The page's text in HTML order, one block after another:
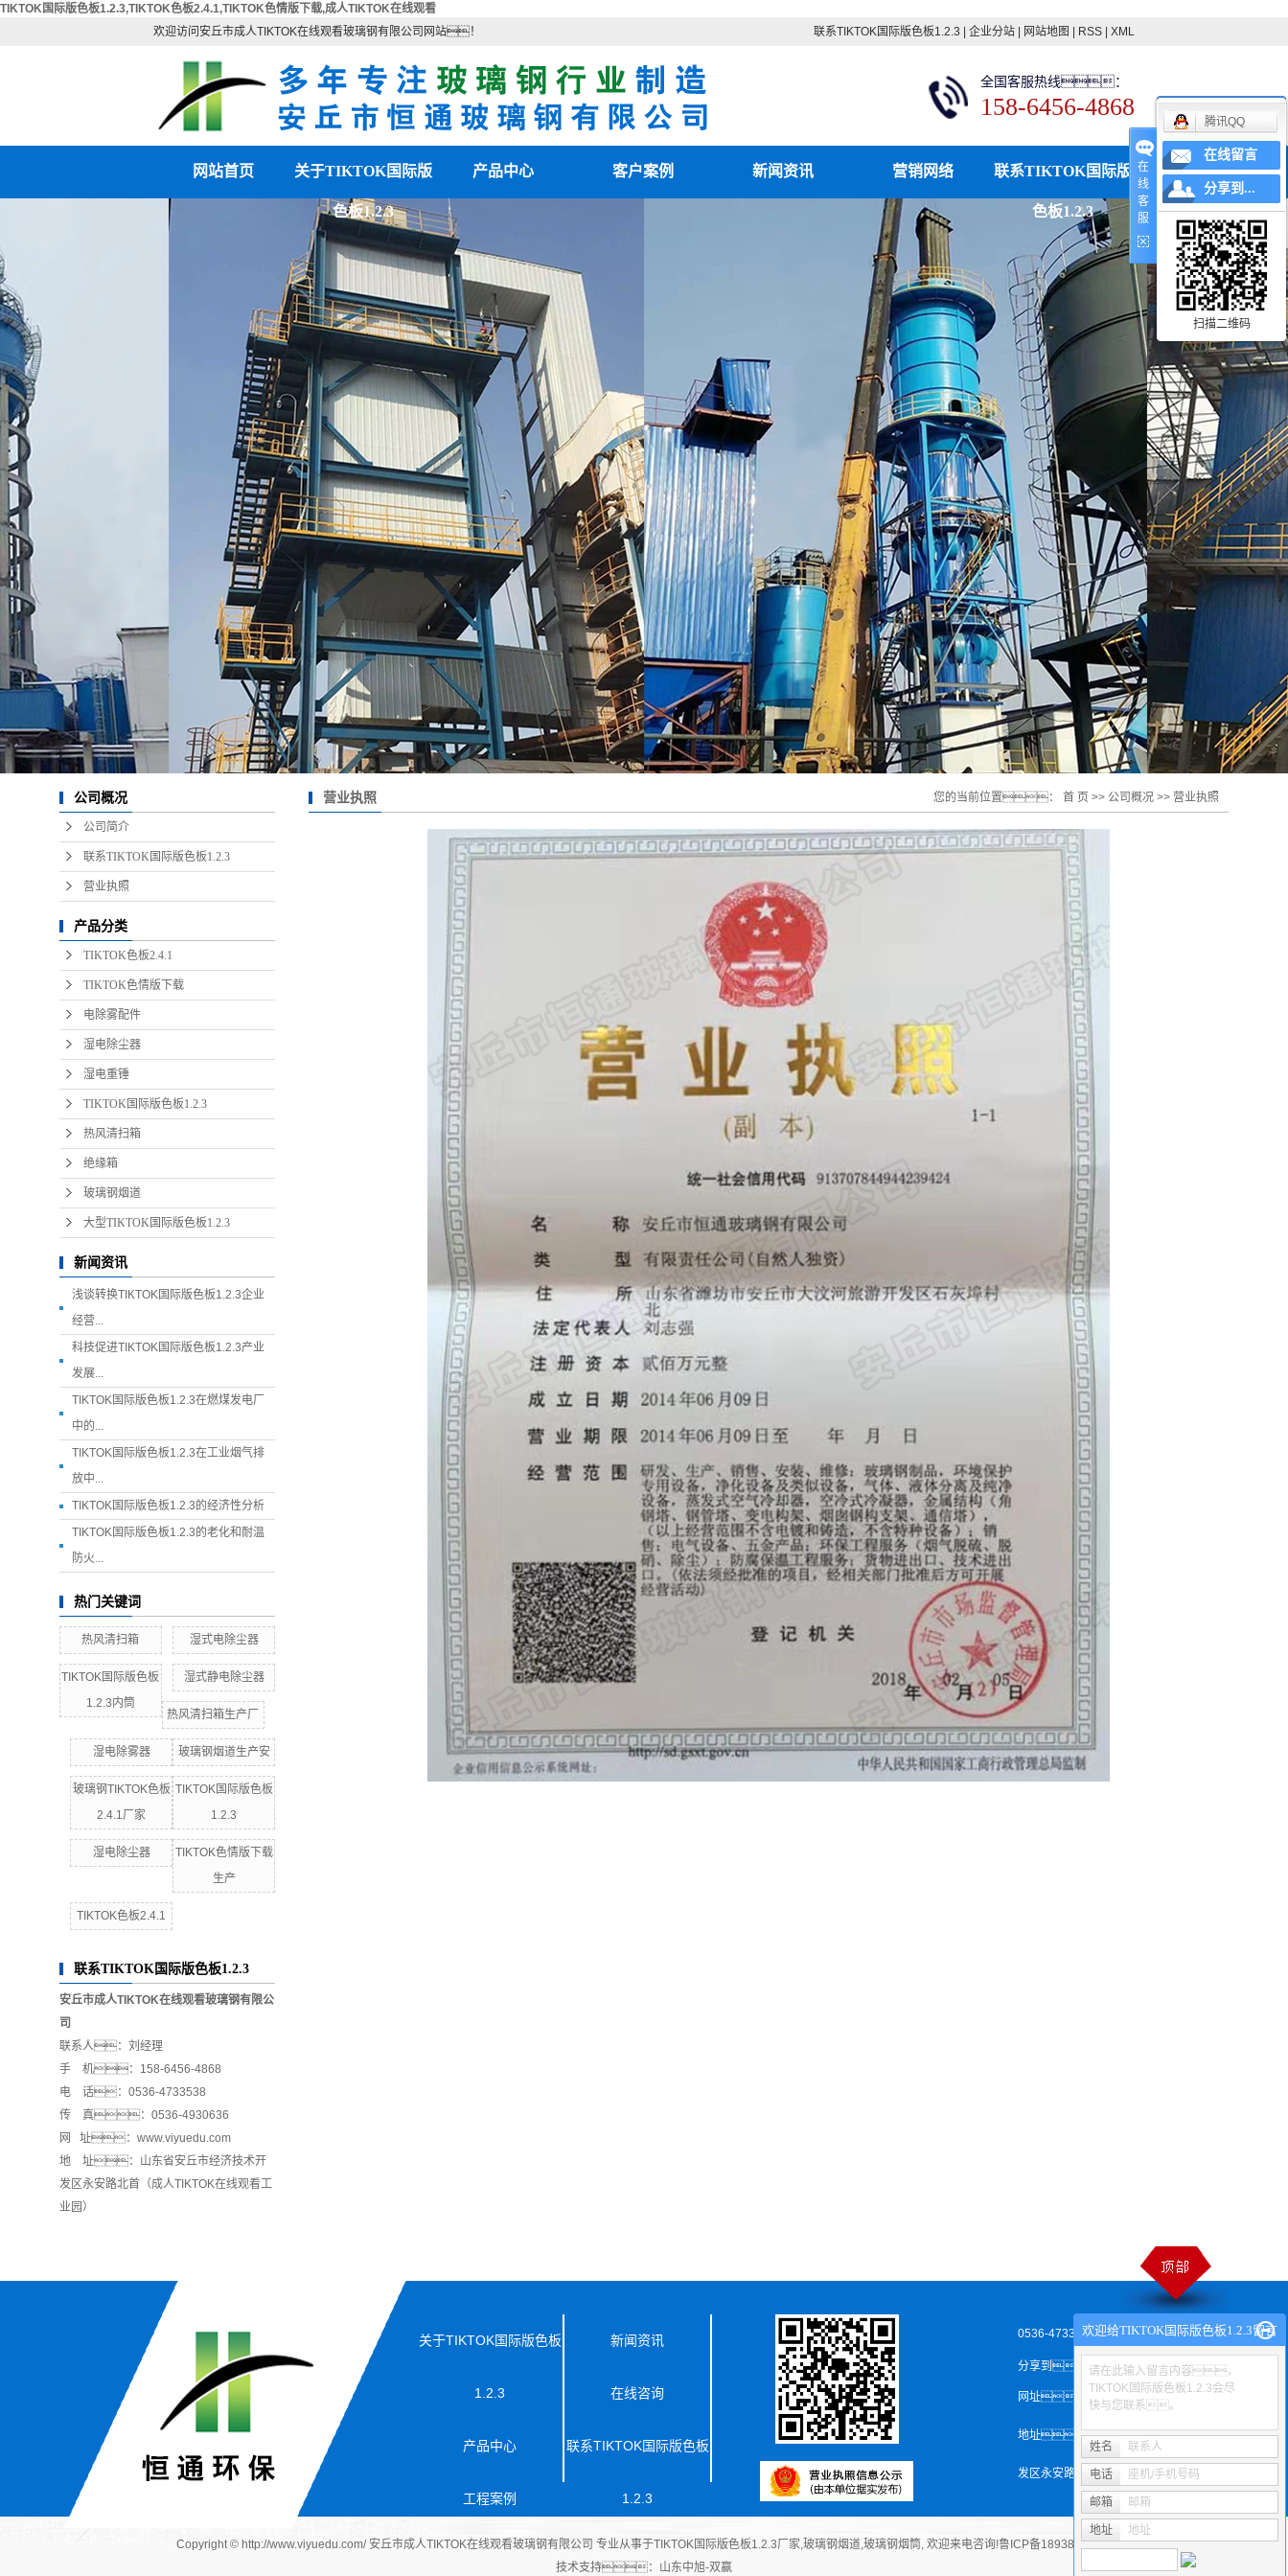
TIKTOK国际版色板1.2.3,TIKTOK色板2.4.1,TIKTOK色情版下载,成人TIKTOK在线观看
欢迎访问安丘市成人TIKTOK在线观看玻璃钢有限公司网站！
联系TIKTOK国际版色板1.2.3 企业分站 网站地图 RSS XML
全国客服热线：
158-6456-4868
网站首页 关于TIKTOK国际版
色板1.2.3
公司简介
联系TIKTOK国际版色
板1.2.3
营业执照
产品中心
TIKTOK色板2.4.1
TIKTOK色情版下载
电除雾配件
湿电除尘器
湿电重锤
TIKTOK国际版色板
热风清扫箱
绝缘箱
玻璃钢烟道
大型TIKTOK国际版色
板1.2.3
客户案例 新闻资讯 营销网络 联系TIKTOK国际版
色板1.2.3
公司概况
公司简介
联系TIKTOK国际版色板1.2.3
营业执照
产品分类
TIKTOK色板2.4.1
TIKTOK色情版下载
电除雾配件
湿电除尘器
湿电重锤
TIKTOK国际版色板1.2.3
热风清扫箱
绝缘箱
玻璃钢烟道
大型TIKTOK国际版色板1.2.3
新闻资讯
浅谈转换TIKTOK国际版色板1.2.3企业
经营...
科技促进TIKTOK国际版色板1.2.3产业
发展...
TIKTOK国际版色板1.2.3在燃煤发电厂
中的...
TIKTOK国际版色板1.2.3在工业烟气排
放中...
TIKTOK国际版色板1.2.3的经济性分析
TIKTOK国际版色板1.2.3的老化和耐温
防火...
热门关键词
热风清扫箱 湿式电除尘器
TIKTOK国际版色板
1.2.3内筒
湿式静电除尘器
热风清扫箱生产厂
湿电除雾器 玻璃钢烟道生产安
玻璃钢TIKTOK色板
2.4.1厂家
TIKTOK国际版色板
1.2.3
湿电除尘器
TIKTOK色情版下载
生产
TIKTOK色板2.4.1
联系TIKTOK国际版色板1.2.3
安丘市成人TIKTOK在线观看玻璃钢有限公
司
联系人：刘经理
手 机：158-6456-4868
电 话：0536-4733538
传 真：0536-4930636
网 址：www.viyuedu.com
地 址：山东省安丘市经济技术开
发区永安路北首（成人TIKTOK在线观看工
业园）
营业执照 您的当前位置： 首 页 >> 公司概况 >> 营业执照
关于TIKTOK国际版色板
1.2.3
产品中心
工程案例
新闻资讯
在线咨询
联系TIKTOK国际版色板
1.2.3
0536-4733538
分享到：
网址：www.viyuedu.com
地址：山东省安丘市经济技术开
发区永安路北首
Copyright © http://www.viyuedu.com/ 安丘市成人TIKTOK在线观看玻璃钢有限公司 专业从事于TIKTOK国际版色板1.2.3厂家,玻璃钢烟道,玻璃钢烟筒, 欢迎来电咨询!鲁ICP备18938640号
技术支持： 山东中旭-双赢
在
线
客
服
腾讯QQ
在线留言
分享到...
扫描二维码
欢迎给TIKTOK国际版色板1.2.3留言
请在此输入留言内容，
TIKTOK国际版色板1.2.3会尽
快与您联系。
姓名 联系人
电话 座机/手机号码
邮箱 邮箱
地址 地址